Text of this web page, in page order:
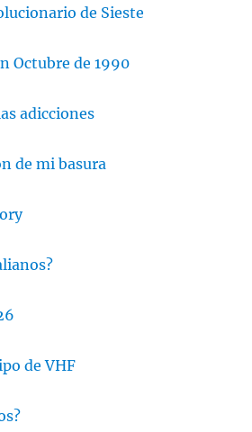
de Sieste
Octubre de 1990
adicciones
de mi basura
de VHF